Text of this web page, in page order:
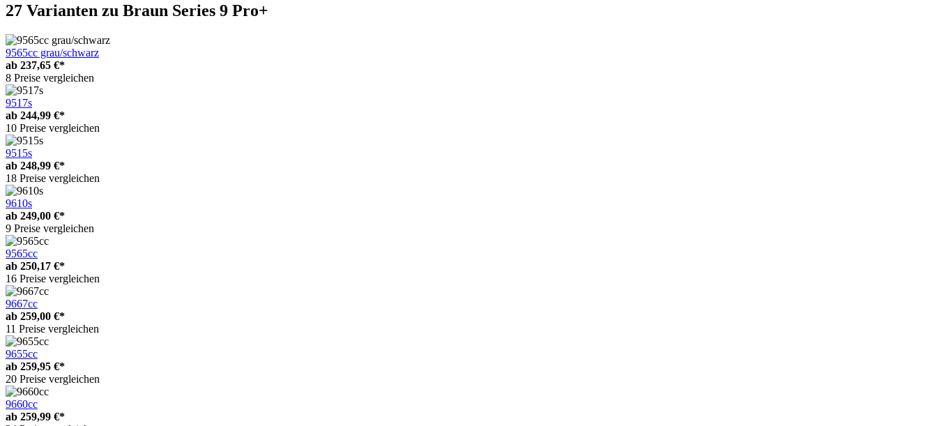
27 Varianten zu Braun Series 9 Pro+
9565cc grau/schwarz
ab 237,65 €*
8 Preise vergleichen
9517s
ab 244,99 €*
10 Preise vergleichen
9515s
ab 248,99 €*
18 Preise vergleichen
9610s
ab 249,00 €*
9 Preise vergleichen
9565cc
ab 250,17 €*
16 Preise vergleichen
9667cc
ab 259,00 €*
11 Preise vergleichen
9655cc
ab 259,95 €*
20 Preise vergleichen
9660cc
ab 259,99 €*